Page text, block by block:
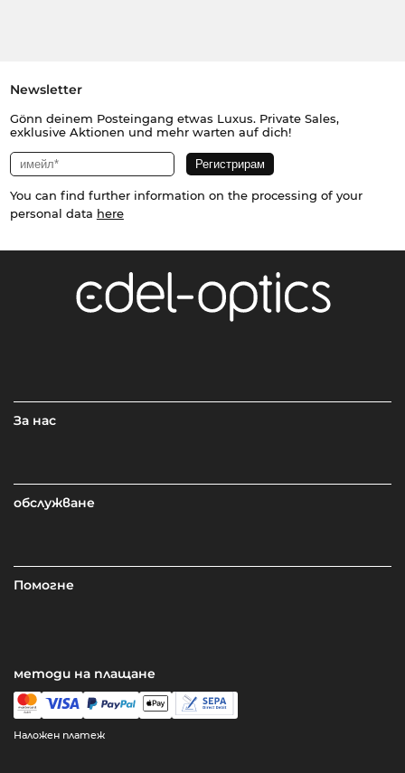
Newsletter
Gönn deinem Posteingang etwas Luxus. Private Sales,
exklusive Aktionen und mehr warten auf dich!
You can find further information on the processing of your
personal data here
За нас
обслужване
Помогне
методи на плащане
Наложен платеж